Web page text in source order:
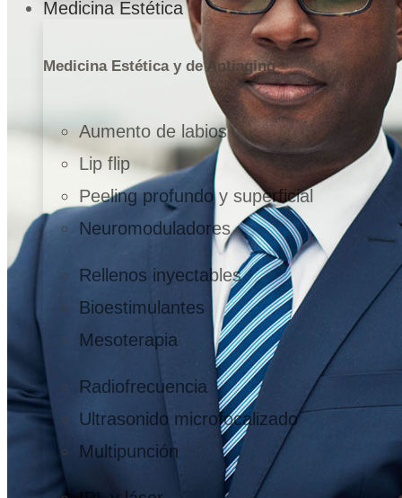
Medicina Estética
Medicina Estética y de Antiaging
Aumento de labios
Lip flip
Peeling profundo y superficial
Neuromoduladores
Rellenos inyectables
Bioestimulantes
Mesoterapia
Radiofrecuencia
Ultrasonido microfocalizado
Multipunción